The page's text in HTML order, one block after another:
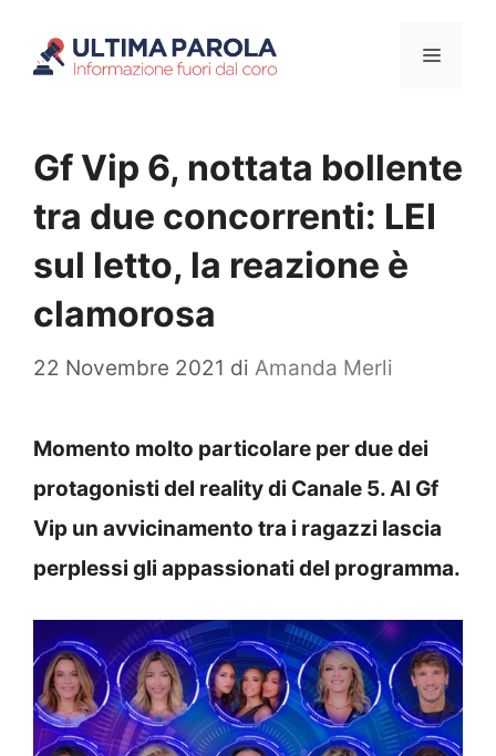
Menu
Gf Vip 6, nottata bollente
tra due concorrenti: LEI
sul letto, la reazione è
clamorosa
22 Novembre 2021 di Amanda Merli
Momento molto particolare per due dei
protagonisti del reality di Canale 5. Al Gf
Vip un avvicinamento tra i ragazzi lascia
perplessi gli appassionati del programma.